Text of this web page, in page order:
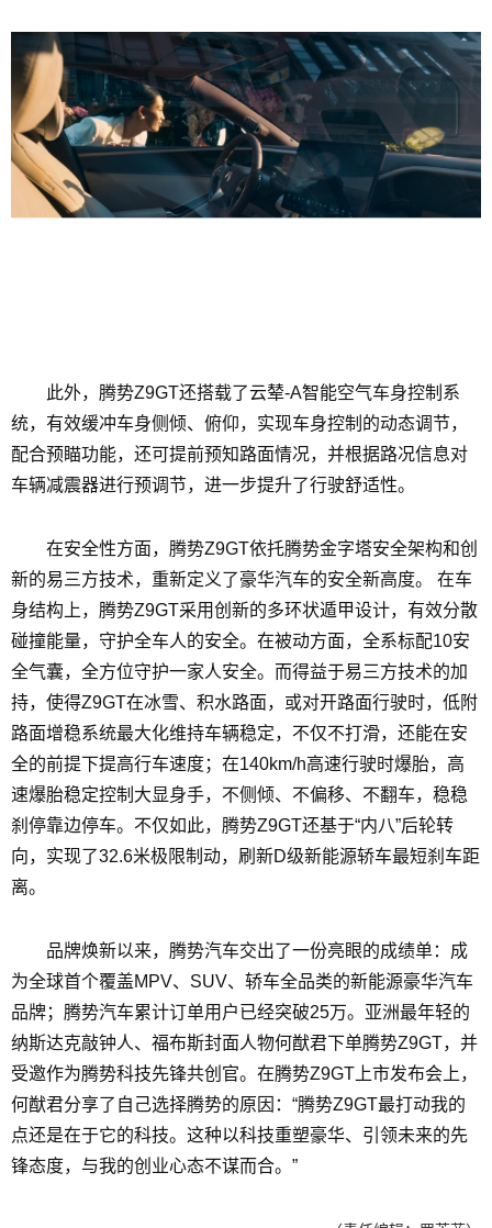
此外，腾势Z9GT还搭载了云辇-A智能空气车身控制系
统，有效缓冲车身侧倾、俯仰，实现车身控制的动态调节，
配合预瞄功能，还可提前预知路面情况，并根据路况信息对
车辆减震器进行预调节，进一步提升了行驶舒适性。
在安全性方面，腾势Z9GT依托腾势金字塔安全架构和创
新的易三方技术，重新定义了豪华汽车的安全新高度。 在车
身结构上，腾势Z9GT采用创新的多环状遁甲设计，有效分散
碰撞能量，守护全车人的安全。在被动方面，全系标配10安
全气囊，全方位守护一家人安全。而得益于易三方技术的加
持，使得Z9GT在冰雪、积水路面，或对开路面行驶时，低附
路面增稳系统最大化维持车辆稳定，不仅不打滑，还能在安
全的前提下提高行车速度；在140km/h高速行驶时爆胎，高
速爆胎稳定控制大显身手，不侧倾、不偏移、不翻车，稳稳
刹停靠边停车。不仅如此，腾势Z9GT还基于“内八”后轮转
向，实现了32.6米极限制动，刷新D级新能源轿车最短刹车距
离。
品牌焕新以来，腾势汽车交出了一份亮眼的成绩单：成
为全球首个覆盖MPV、SUV、轿车全品类的新能源豪华汽车
品牌；腾势汽车累计订单用户已经突破25万。亚洲最年轻的
纳斯达克敲钟人、福布斯封面人物何猷君下单腾势Z9GT，并
受邀作为腾势科技先锋共创官。在腾势Z9GT上市发布会上，
何猷君分享了自己选择腾势的原因：“腾势Z9GT最打动我的
点还是在于它的科技。这种以科技重塑豪华、引领未来的先
锋态度，与我的创业心态不谋而合。”